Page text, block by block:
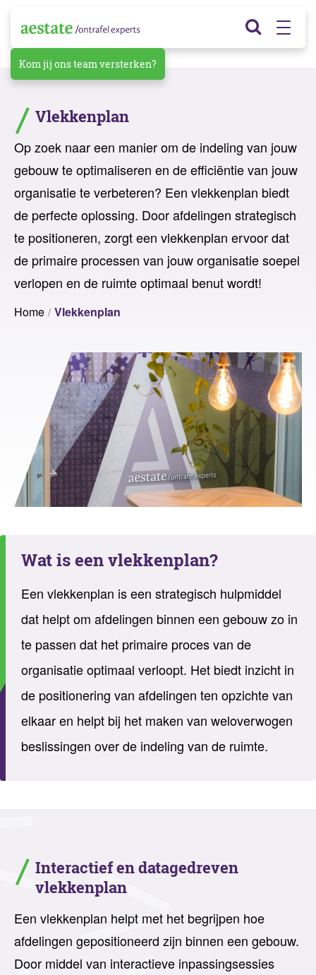
Kom jij ons team versterken?
Vlekkenplan
Op zoek naar een manier om de indeling van jouw
gebouw te optimaliseren en de efficiëntie van jouw
organisatie te verbeteren? Een vlekkenplan biedt
de perfecte oplossing. Door afdelingen strategisch
te positioneren, zorgt een vlekkenplan ervoor dat
de primaire processen van jouw organisatie soepel
verlopen en de ruimte optimaal benut wordt!
Home Vlekkenplan
Wat is een vlekkenplan?
Een vlekkenplan is een strategisch hulpmiddel
dat helpt om afdelingen binnen een gebouw zo in
te passen dat het primaire proces van de
organisatie optimaal verloopt. Het biedt inzicht in
de positionering van afdelingen ten opzichte van
elkaar en helpt bij het maken van weloverwogen
beslissingen over de indeling van de ruimte.
Interactief en datagedreven
vlekkenplan
Een vlekkenplan helpt met het begrijpen hoe
afdelingen gepositioneerd zijn binnen een gebouw.
Door middel van interactieve inpassingsessies